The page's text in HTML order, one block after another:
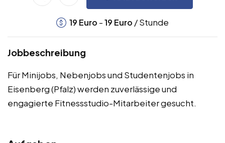
19 Euro -19 Euro / Stunde
Jobbeschreibung
Für Minijobs, Nebenjobs und Studentenjobs in
Eisenberg (Pfalz) werden zuverlässige und
engagierte Fitnessstudio-Mitarbeiter gesucht.